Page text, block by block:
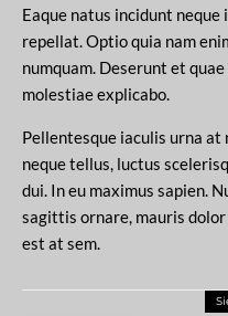
Eaque natus incidunt
repellat. Optio quia nam
numquam. Deserunt et
molestiae explicabo.
Pellentesque iaculis urna at
neque tellus, luctus
dui. In eu maximus sapien.
sagittis ornare, mauris
est at sem.